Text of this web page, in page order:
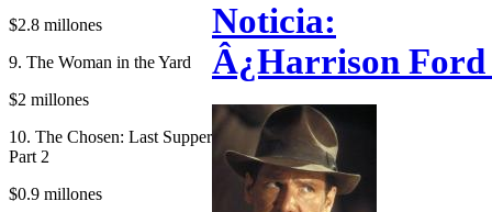
$2.8 millones
9. The Woman in the Yard
$2 millones
10. The Chosen: Last Supper
Part 2
$0.9 millones
Noticia:
Â¿Harrison Ford